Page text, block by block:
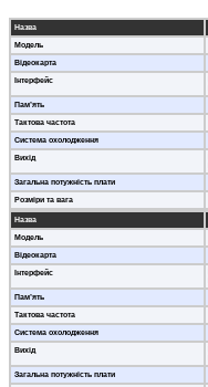
Назва
Модель
Відеокарта
Інтерфейс
Пам’ять
Тактова частота
Система охолодження
Вихід
Загальна потужність плати
Розміри та вага
Назва
Модель
Відеокарта
Інтерфейс
Пам’ять
Тактова частота
Система охолодження
Вихід
Загальна потужність плати